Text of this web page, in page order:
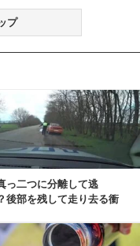
プ
っ二つに分離して逃
後部を残して走り去る衝